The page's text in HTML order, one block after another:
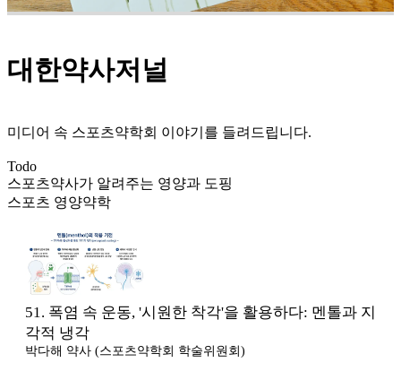
대한약사저널
미디어 속 스포츠약학회 이야기를 들려드립니다.
Todo
스포츠약사가 알려주는 영양과 도핑
스포츠 영양약학
51. 폭염 속 운동, '시원한 착각'을 활용하다: 멘톨과 지
각적 냉각
박다해 약사 (스포츠약학회 학술위원회)